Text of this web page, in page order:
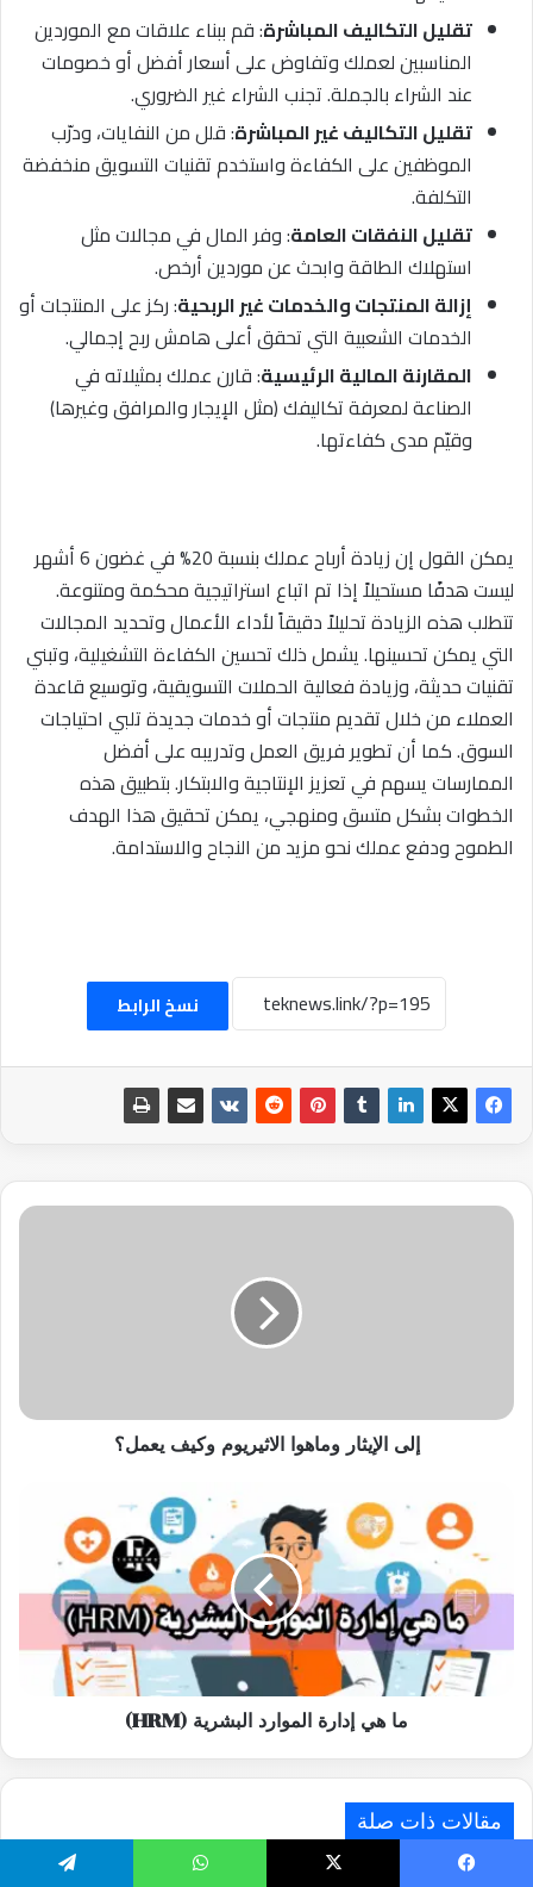
تقليل التكاليف المباشرة: قم ببناء علاقات مع الموردين
المناسبين لعملك وتفاوض على أسعار أفضل أو خصومات
عند الشراء بالجملة. تجنب الشراء غير الضروري.
تقليل التكاليف غير المباشرة: قلل من النفايات، ودرّب
الموظفين على الكفاءة واستخدم تقنيات التسويق منخفضة
التكلفة.
تقليل النفقات العامة: وفر المال في مجالات مثل
استهلاك الطاقة وابحث عن موردين أرخص.
إزالة المنتجات والخدمات غير الربحية: ركز على المنتجات أو
الخدمات الشعبية التي تحقق أعلى هامش ربح إجمالي.
المقارنة المالية الرئيسية: قارن عملك بمثيلاته في
الصناعة لمعرفة تكاليفك (مثل الإيجار والمرافق وغيرها)
وقيّم مدى كفاءتها.
يمكن القول إن زيادة أرباح عملك بنسبة 20% في غضون 6 أشهر
ليست هدفًا مستحيلاً إذا تم اتباع استراتيجية محكمة ومتنوعة.
تتطلب هذه الزيادة تحليلاً دقيقاً لأداء الأعمال وتحديد المجالات
التي يمكن تحسينها. يشمل ذلك تحسين الكفاءة التشغيلية، وتبني
تقنيات حديثة، وزيادة فعالية الحملات التسويقية، وتوسيع قاعدة
العملاء من خلال تقديم منتجات أو خدمات جديدة تلبي احتياجات
السوق. كما أن تطوير فريق العمل وتدريبه على أفضل
الممارسات يسهم في تعزيز الإنتاجية والابتكار. بتطبيق هذه
الخطوات بشكل متسق ومنهجي، يمكن تحقيق هذا الهدف
الطموح ودفع عملك نحو مزيد من النجاح والاستدامة.
نسخ الرابط
إلى
إلى الإيثار وماهوا الاثيريوم وكيف يعمل؟
الموارد
البشرية
ما هي إدارة الموارد البشرية (HRM)
مقالات ذات صلة